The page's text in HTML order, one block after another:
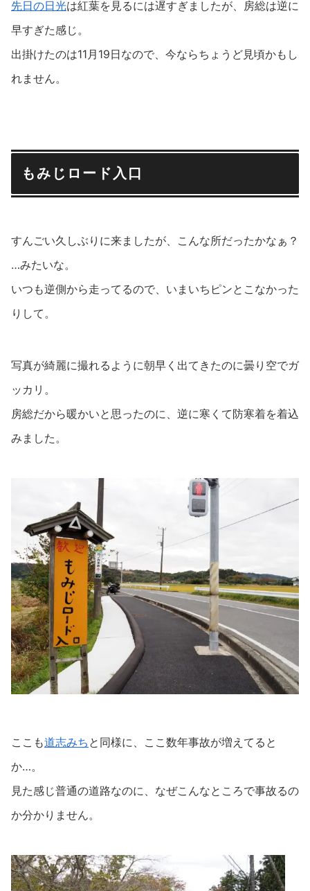
先日の日光は紅葉を見るには遅すぎましたが、房総は逆に
早すぎた感じ。
出掛けたのは11月19日なので、今ならちょうど見頃かもし
れません。
もみじロード入口
すんごい久しぶりに来ましたが、こんな所だったかなぁ？
…みたいな。
いつも逆側から走ってるので、いまいちピンとこなかった
りして。
写真が綺麗に撮れるように朝早く出てきたのに曇り空でガ
ッカリ。
房総だから暖かいと思ったのに、逆に寒くて防寒着を着込
みました。
ここも道志みち と同様に、ここ数年事故が増えてると
か…。
見た感じ普通の道路なのに、なぜこんなところで事故るの
か分かりません。